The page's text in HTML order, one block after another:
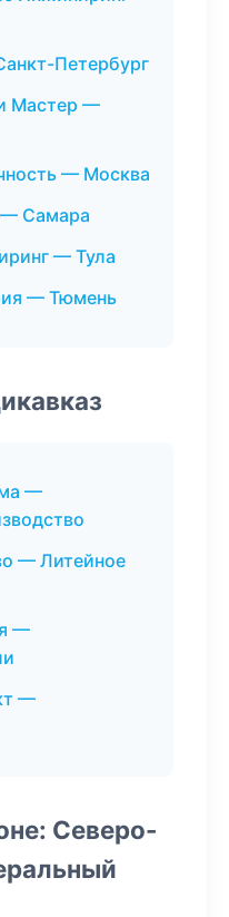
Петербург
Мастер —
— Москва
— Самара
— Тула
— Тюмень
—
— Литейное
—
—
Северо-